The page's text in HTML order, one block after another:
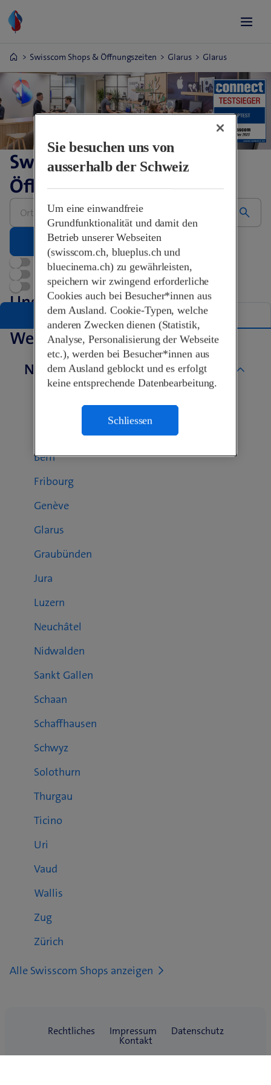
Swisscom Shops & Öffnungszeiten Glarus Glarus
Swisscom Shops &
Öffnungszeiten
Bitte
Adresse
Jetzt geöffnet
Terminvereinbarung
Swisscom World Partner
Unsere Shops in Glarus
Liste Karte
Weitere Swisscom Shops
Nach Kanton
Aargau
Basel-Landschaft
Basel-Stadt
Bern
Fribourg
Genève
Glarus
Graubünden
Jura
Luzern
Neuchâtel
Nidwalden
Sankt Gallen
Schaan
Schaffhausen
Schwyz
Solothurn
Thurgau
Ticino
Uri
Vaud
Wallis
Zug
Zürich
Alle Swisscom Shops anzeigen
Sie besuchen uns von
ausserhalb der Schweiz
Um eine einwandfreie
Grundfunktionalität und damit den
Betrieb unserer Webseiten
(swisscom.ch, blueplus.ch und
bluecinema.ch) zu gewährleisten,
speichern wir zwingend erforderliche
Cookies auch bei Besucher*innen aus
dem Ausland. Cookie-Typen, welche
anderen Zwecken dienen (Statistik,
Analyse, Personalisierung der Webseite
etc.), werden bei Besucher*innen aus
dem Ausland geblockt und es erfolgt
keine entsprechende Datenbearbeitung.
Schliessen